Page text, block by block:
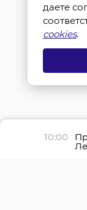
10:00
даете
cookies.